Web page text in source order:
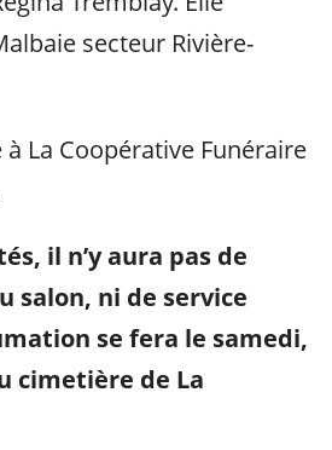
secteur Rivière-
à La Coopérative Funéraire
il n’y aura pas de
salon, ni de service
se fera le samedi,
cimetière de La